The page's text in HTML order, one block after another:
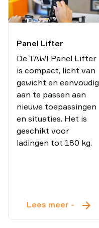
Panel Lifter
De TAWI Panel Lifter
is compact, licht van
gewicht en eenvoudig
aan te passen aan
nieuwe toepassingen
en situaties. Het is
geschikt voor
ladingen tot 180 kg.
Lees meer -
Panel